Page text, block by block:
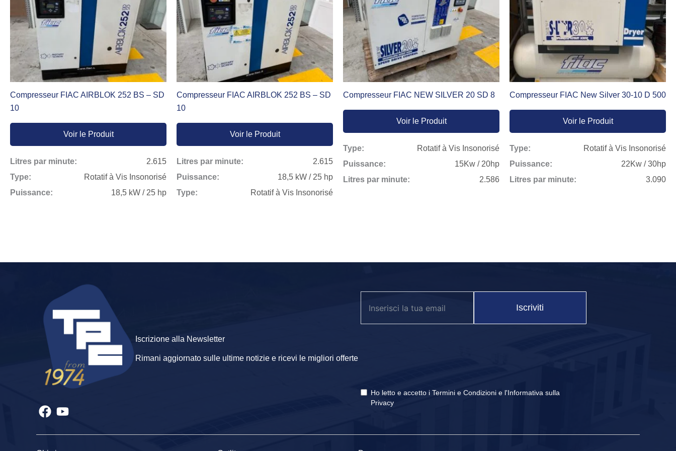
Compresseur FIAC AIRBLOK 252 BS – SD
10
Voir le Produit
Litres par minute:
2.615
Type:
Rotatif à Vis Insonorisé
Puissance:
18,5 kW / 25 hp
Compresseur FIAC AIRBLOK 252 BS – SD
10
Voir le Produit
Litres par minute:
2.615
Puissance:
18,5 kW / 25 hp
Type:
Rotatif à Vis Insonorisé
Compresseur FIAC NEW SILVER 20 SD 8
Voir le Produit
Type:
Rotatif à Vis Insonorisé
Puissance:
15Kw / 20hp
Litres par minute:
2.586
Compresseur FIAC New Silver 30-10 D 500
Voir le Produit
Type:
Rotatif à Vis Insonorisé
Puissance:
22Kw / 30hp
Litres par minute:
3.090
Iscrizione alla Newsletter
Rimani aggiornato sulle ultime notizie e ricevi le migliori offerte
Iscriviti
Ho letto e accetto iTermini e Condizioni e l'Informativa sulla
Privacy